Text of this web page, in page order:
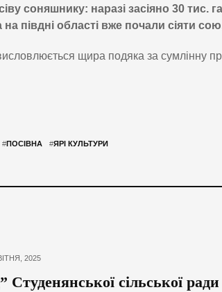
соняшнику: наразі засіяно 30 тис.
півдні області вже почали сіяти
щира подяка за сумлінну
#ПОСІВНА #ЯРІ КУЛЬТУРИ
2025
сільської